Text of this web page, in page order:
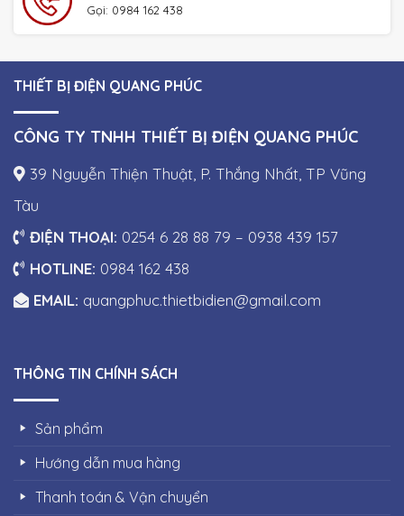
Gọi: 0984 162 438
THIẾT BỊ ĐIỆN QUANG PHÚC
CÔNG TY TNHH THIẾT BỊ ĐIỆN QUANG PHÚC
39 Nguyễn Thiện Thuật, P. Thắng Nhất, TP Vũng
Tàu
ĐIỆN THOẠI: 0254 6 28 88 79 – 0938 439 157
HOTLINE: 0984 162 438
EMAIL: quangphuc.thietbidien@gmail.com
THÔNG TIN CHÍNH SÁCH
Sản phẩm
Hướng dẫn mua hàng
Thanh toán & Vận chuyển